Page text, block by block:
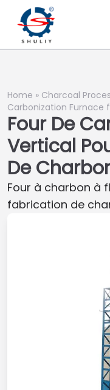
Home » Charcoal
Carbonization Furnace
Four De
Vertical
De
Four à charbon à
fabrication de